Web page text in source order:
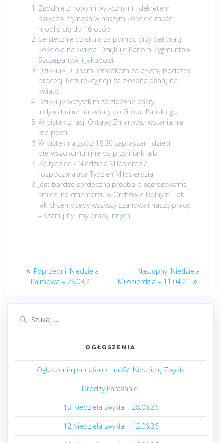
Zgodnie z nowymi wytycznymi i dekretem
Księdza Prymasa w naszym kościele może
modlić się do 16 osób.
Serdecznie dziękuję za pomoc przy dekoracji
kościoła na święta. Dziękuje Panom Zygmuntowi
Szczepanowi i Jakubowi.
Dziękuję Druhom Strażakom za asystę podczas
procesji Rezurekcyjnej i za złożona ofiarę na
kwiaty.
Dziękuję wszystkim za złożone ofiary
indywidualne na kwiaty do Grobu Pańskiego.
W piątek z racji Oktawy Zmartwychwstania nie
ma postu.
W piątek na godz 18.30 zapraszam dzieci
pierwszokomunijne do przymiarki alb.
Za tydzień ? Niedziela Miłosierdzia
rozpoczynająca Tydzień Miłosierdzia.
Jest bardzo serdeczna prośba o segregowanie
śmieci na cmentarzu w Orchowie Dolnym. Tak
jak chcemy żeby wszyscy szanowali naszą pracę
– szanujmy i my pracę innych.
Nawigacja
wpisu
Poprzedni: Poprzedni
post:
Niedziela
Palmowa – 28.03.21
Następny: Następny
post:
Niedziela
Miłosierdzia – 11.04.21
OGŁOSZENIA
Ogłoszenia pareafialne na XVI Niedzielę Zwykłą
Drodzy Parafianie.
13 Niedziela zwykła – 28.06.26
12 Niedziela zwykła – 12.06.26